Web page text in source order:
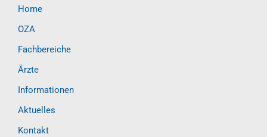
Home
OZA
Fachbereiche
Ärzte
Informationen
Aktuelles
Kontakt